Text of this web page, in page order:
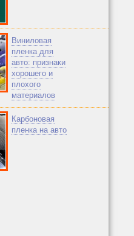
Виниловая
пленка для
авто: признаки
хорошего и
плохого
материалов
Карбоновая
пленка на авто